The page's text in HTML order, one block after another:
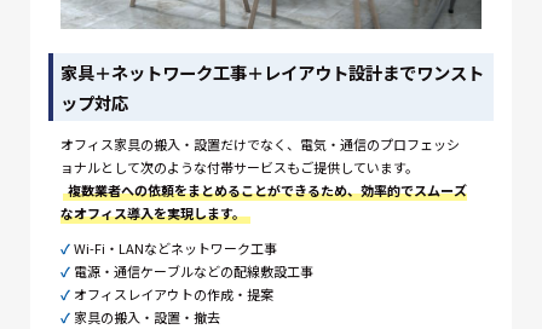
家具＋ネットワーク工事＋レイアウト設計までワンスト
ップ対応
オフィス家具の搬入・設置だけでなく、電気・通信のプロフェッシ
ョナルとして次のような付帯サービスもご提供しています。
複数業者への依頼をまとめることができるため、効率的でスムーズ
なオフィス導入を実現します。
✓Wi-Fi・LANなどネットワーク工事
✓ 電源・通信ケーブルなどの配線敷設工事
✓ オフィスレイアウトの作成・提案
✓ 家具の搬入・設置・撤去